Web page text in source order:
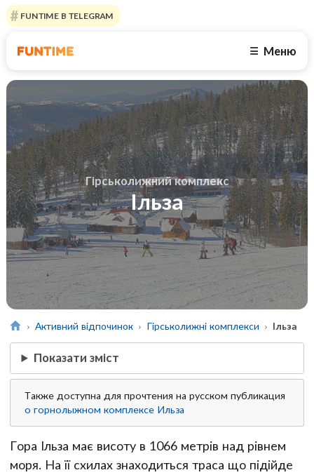
FUNTIME В TELEGRAM
☰ Меню
Гірськолижний комплекс
Ільза
Активний відпочинок Гірськолижні комплекси Ільза
Показати зміст
Также доступна для прочтения на русском публикация
о горнолыжном комплексе Ильза
Гора Ільза має висоту в 1066 метрів над рівнем
моря. На її схилах знаходиться траса що підійде